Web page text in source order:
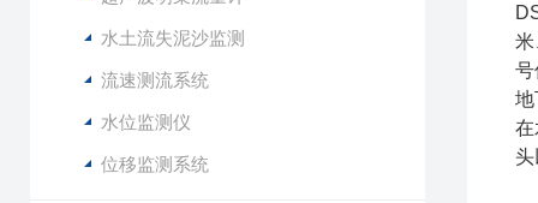
水土流失泥沙监测
流速测流系统
水位监测仪
位移监测系统
米
号
地
在
头